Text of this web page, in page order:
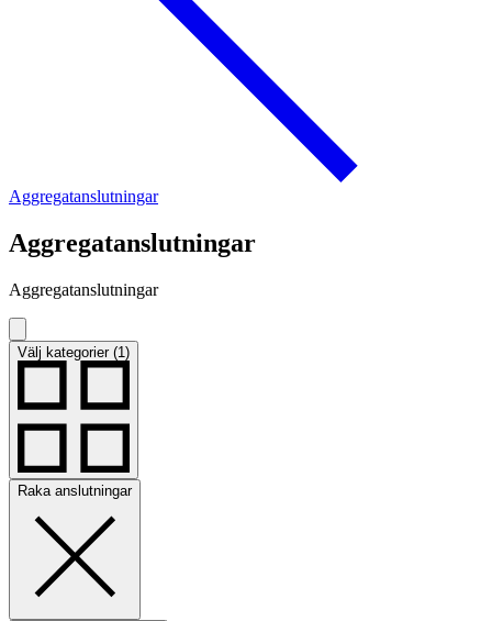
Aggregatanslutningar
Aggregatanslutningar
Aggregatanslutningar
Välj kategorier (1)
Raka anslutningar